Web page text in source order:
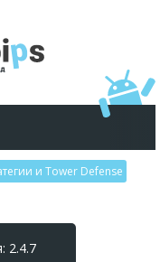
и Tower Defense
2.4.7